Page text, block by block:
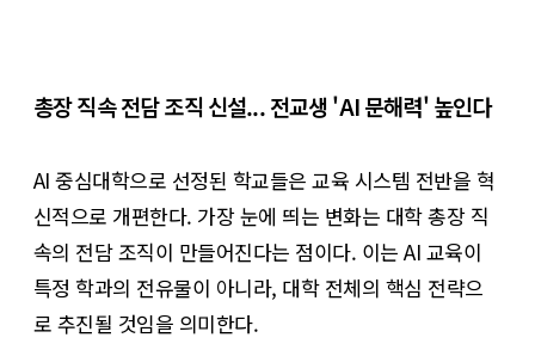
총장 직속 전담 조직 신설... 전교생 'AI 문해력' 높인다
AI 중심대학으로 선정된 학교들은 교육 시스템 전반을 혁
신적으로 개편한다. 가장 눈에 띄는 변화는 대학 총장 직
속의 전담 조직이 만들어진다는 점이다. 이는 AI 교육이
특정 학과의 전유물이 아니라, 대학 전체의 핵심 전략으
로 추진될 것임을 의미한다.